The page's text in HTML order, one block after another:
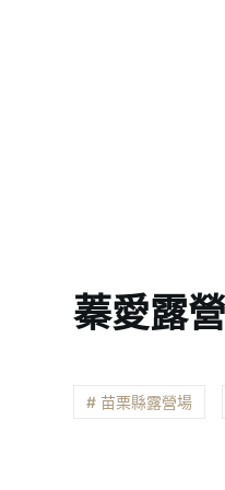
蓁愛露
# 苗栗縣露營場